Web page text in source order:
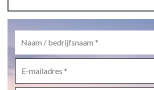
mailadres *